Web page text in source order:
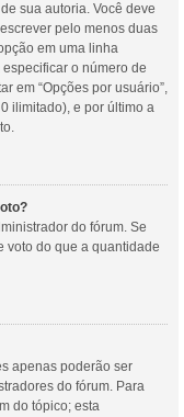
sua autoria. Você deve
pelo menos duas
em uma linha
o número de
em “Opções por usuário”,
ilimitado), e por último a
do fórum. Se
voto do que a quantidade
apenas poderão ser
do fórum. Para
do tópico; esta